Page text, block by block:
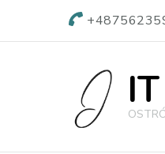
IT